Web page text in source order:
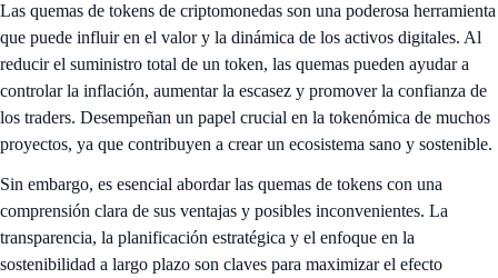
Las quemas de tokens de criptomonedas son una poderosa herramienta
que puede influir en el valor y la dinámica de los activos digitales. Al
reducir el suministro total de un token, las quemas pueden ayudar a
controlar la inflación, aumentar la escasez y promover la confianza de
los traders. Desempeñan un papel crucial en la tokenómica de muchos
proyectos, ya que contribuyen a crear un ecosistema sano y sostenible.
Sin embargo, es esencial abordar las quemas de tokens con una
comprensión clara de sus ventajas y posibles inconvenientes. La
transparencia, la planificación estratégica y el enfoque en la
sostenibilidad a largo plazo son claves para maximizar el efecto